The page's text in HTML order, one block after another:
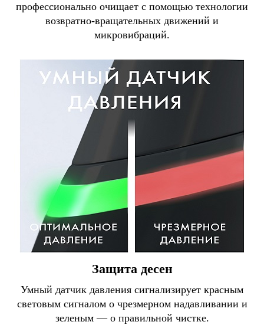
профессионально очищает с помощью технологии
возвратно-вращательных движений и
микровибраций.
Защита десен
Умный датчик давления сигнализирует красным
световым сигналом о чрезмерном надавливании и
зеленым — о правильной чистке.